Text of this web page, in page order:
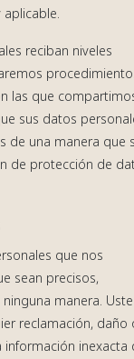
reciban niveles
las que
sus datos
de una manera que
de protección de
que nos
sean precisos,
manera.
reclamación, daño
inexacta